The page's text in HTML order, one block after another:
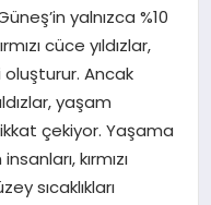
yalnızca %10
cüce yıldızlar,
oluşturur. Ancak
yaşam
çekiyor. Yaşama
kırmızı
sıcaklıkları